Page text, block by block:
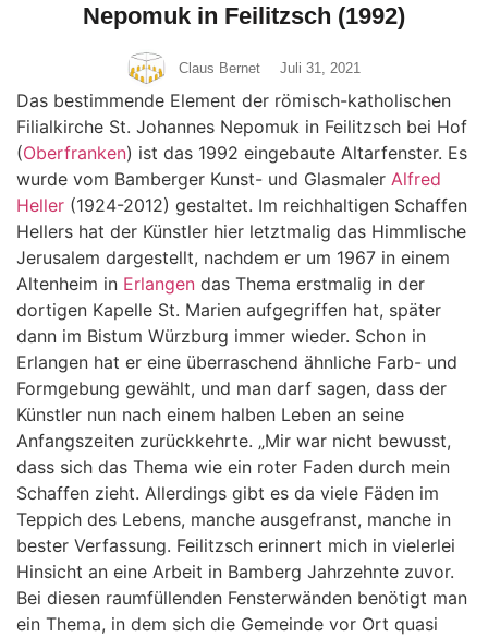
Nepomuk in Feilitzsch (1992)
Claus Bernet Juli 31, 2021
Das bestimmende Element der römisch-katholischen
Filialkirche St. Johannes Nepomuk in Feilitzsch bei Hof
(Oberfranken) ist das 1992 eingebaute Altarfenster. Es
wurde vom Bamberger Kunst- und Glasmaler Alfred
Heller (1924-2012) gestaltet. Im reichhaltigen Schaffen
Hellers hat der Künstler hier letztmalig das Himmlische
Jerusalem dargestellt, nachdem er um 1967 in einem
Altenheim in Erlangen das Thema erstmalig in der
dortigen Kapelle St. Marien aufgegriffen hat, später
dann im Bistum Würzburg immer wieder. Schon in
Erlangen hat er eine überraschend ähnliche Farb- und
Formgebung gewählt, und man darf sagen, dass der
Künstler nun nach einem halben Leben an seine
Anfangszeiten zurückkehrte. „Mir war nicht bewusst,
dass sich das Thema wie ein roter Faden durch mein
Schaffen zieht. Allerdings gibt es da viele Fäden im
Teppich des Lebens, manche ausgefranst, manche in
bester Verfassung. Feilitzsch erinnert mich in vielerlei
Hinsicht an eine Arbeit in Bamberg Jahrzehnte zuvor.
Bei diesen raumfüllenden Fensterwänden benötigt man
ein Thema, in dem sich die Gemeinde vor Ort quasi